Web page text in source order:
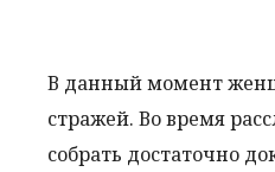
В данный момент
стражей. Во время
собрать достаточно